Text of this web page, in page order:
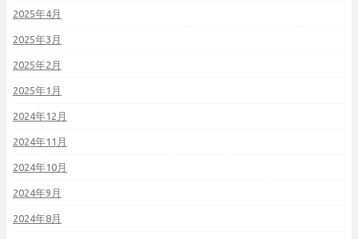
2025年4月
2025年3月
2025年2月
2025年1月
2024年12月
2024年11月
2024年10月
2024年9月
2024年8月